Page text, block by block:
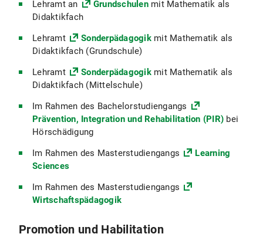
Lehramt an
Grundschulenmit Mathematik als
Didaktikfach
Lehramt
Sonderpädagogikmit Mathematik als
Didaktikfach (Grundschule)
Lehramt
Sonderpädagogikmit Mathematik als
Didaktikfach (Mittelschule)
Im Rahmen des Bachelorstudiengangs
Prävention, Integration und Rehabilitation (PIR) bei
Hörschädigung
Im Rahmen des Masterstudiengangs
Learning
Sciences
Im Rahmen des Masterstudiengangs
Wirtschaftspädagogik
Promotion und Habilitation